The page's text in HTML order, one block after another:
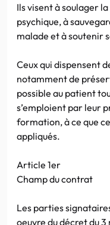
Ils visent à soulager
psychique, à
malade et à soutenir
Ceux qui dispensent
notamment de
possible au patient
s’emploient par leur
formation, à ce que
appliqués.
Article 1er
Champ du contrat
Les parties
oeuvre du décret du